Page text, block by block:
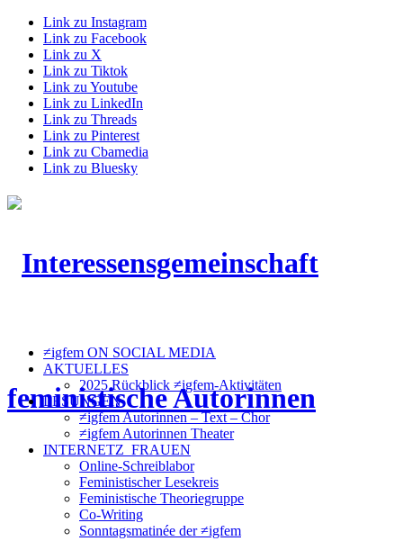
Link zu Instagram
Link zu Facebook
Link zu X
Link zu Tiktok
Link zu Youtube
Link zu LinkedIn
Link zu Threads
Link zu Pinterest
Link zu Cbamedia
Link zu Bluesky
≠igfem ON SOCIAL MEDIA
AKTUELLES
2025 Rückblick ≠igfem-Aktivitäten
LESUNGEN
≠igfem Autorinnen – Text – Chor
≠igfem Autorinnen Theater
INTERNETZ_FRAUEN
Online-Schreiblabor
Feministischer Lesekreis
Feministische Theoriegruppe
Co-Writing
Sonntagsmatinée der ≠igfem